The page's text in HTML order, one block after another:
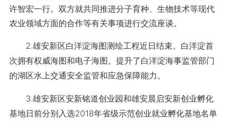
许智宏一行。双方就共同推进分子育种、生物技术等现代
农业领域方面的合作等有关事项进行交流座谈。
2.雄安新区白洋淀海图测绘工程近日结束。白洋淀首
次拥有权威海图和电子海图。提升了白洋淀海事监管部门
的湖区水上交通安全监管和应急保障能力。
3.雄安新区安新铭道创业园和雄安晨启安新创业孵化
基地日前分别入选2018年省级示范创业就业孵化基地名单